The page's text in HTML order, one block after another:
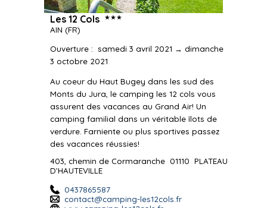
Les 12 Cols ★★★
AIN (FR)
Ouverture : samedi 3 avril 2021 → dimanche
3 octobre 2021
Au coeur du Haut Bugey dans les sud des
Monts du Jura, le camping les 12 cols vous
assurent des vacances au Grand Air! Un
camping familial dans un véritable îlots de
verdure. Farniente ou plus sportives passez
des vacances réussies!
403, chemin de Cormaranche 01110 PLATEAU
D'HAUTEVILLE
0437865587
contact@camping-les12cols.fr